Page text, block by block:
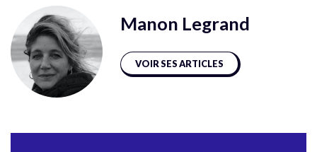
Manon Legrand
VOIR SES ARTICLES